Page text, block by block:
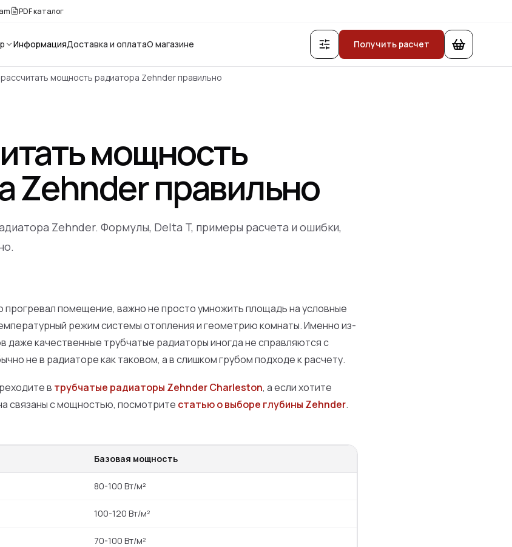
PDF каталог
ИнформацияДоставка и оплатаО магазине Получить расчет
мощность радиатора Zehnder правильно
мощность
Zehnder правильно
Zehnder. Формулы, Delta T, примеры расчета и ошибки,
помещение, важно не просто умножить площадь на условные
режим системы отопления и геометрию комнаты. Именно из-
даже качественные трубчатые радиаторы иногда не справляются с
не в радиаторе как таковом, а в слишком грубом подходе к расчету.
в трубчатые радиаторы Zehnder Charleston, а если хотите
связаны с мощностью, посмотрите статью о выборе глубины Zehnder.
Базовая мощность
80-100 Вт/м²
100-120 Вт/м²
70-100 Вт/м²